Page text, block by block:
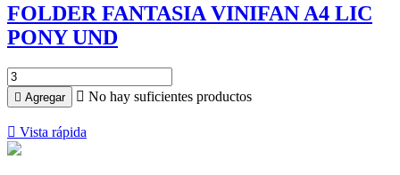
FOLDER FANTASIA VINIFAN A4 LIC
PONY UND
 Agregar  No hay suficientes productos
 Vista rápida